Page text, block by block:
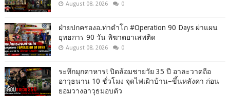
August 08, 2026 0
ฝ่ายปกครองอ.ท่าตำโก #Operation 90 Days ผ่าแผน
ยุทธการ 90 วัน พิฆาตยาเสพติด
August 08, 2026 0
ระทึกมุกดาหาร! ปิดล้อมชายวัย 35 ปี อาละวาดถือ
อาวุธนาน 10 ชั่วโมง จุดไฟเผิาบ้าน–ขึ้นหลังคา ก่อน
ยอมวางอาวุธมอบตัว